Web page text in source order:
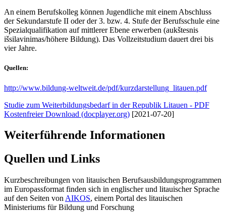
An einem Berufskolleg können Jugendliche mit einem Abschluss
der Sekundarstufe II oder der 3. bzw. 4. Stufe der Berufsschule eine
Spezialqualifikation auf mittlerer Ebene erwerben (aukštesnis
išsilavinimas/höhere Bildung). Das Vollzeitstudium dauert drei bis
vier Jahre.
Quellen:
http://www.bildung-weltweit.de/pdf/kurzdarstellung_litauen.pdf
Studie zum Weiterbildungsbedarf in der Republik Litauen - PDF
Kostenfreier Download (docplayer.org) [2021-07-20]
Weiterführende Informationen
Quellen und Links
Kurzbeschreibungen von litauischen Berufsausbildungsprogrammen
im Europassformat finden sich in englischer und litauischer Sprache
auf den Seiten von AIKOS, einem Portal des litauischen
Ministeriums für Bildung und Forschung